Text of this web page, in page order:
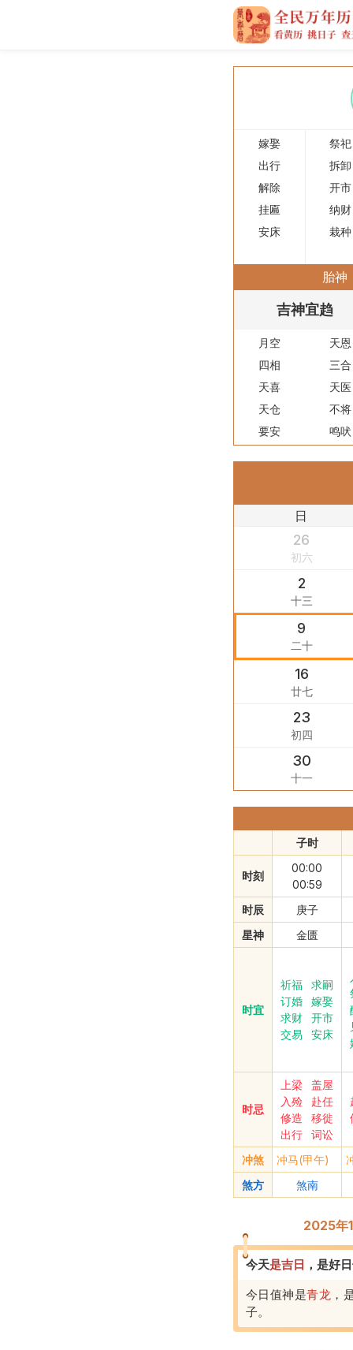
嫁娶
祭祀
出行
拆卸
解除
开市
挂匾
纳财
安床
栽种
胎神
吉神宜趋
月空
天恩
四相
三合
天喜
天医
天仓
不将
要安
鸣吠
日
26
初六
2
十三
9
二十
16
廿七
23
初四
30
十一
子时
时刻
00:00
00:59
时辰
庚子
星神
金匮
时宜
祈福
求嗣
订婚
嫁娶
求财
开市
交易
安床
时忌
上梁
盖屋
入殓
赴任
修造
移徙
出行
词讼
冲煞 冲马(甲午)
煞方
煞南
2025年
今天是吉 日 ， 是好
今日值神是青龙 ，
子。